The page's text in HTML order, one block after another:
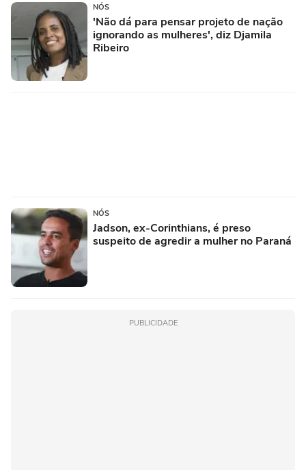
NÓS
'Não dá para pensar projeto de nação
ignorando as mulheres', diz Djamila
Ribeiro
NÓS
Jadson, ex-Corinthians, é preso
suspeito de agredir a mulher no Paraná
PUBLICIDADE